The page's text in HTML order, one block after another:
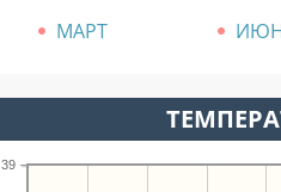
МАРТ
39